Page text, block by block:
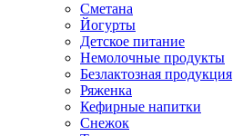
Сметана
Йогурты
Детское питание
Немолочные продукты
Безлактозная продукция
Ряженка
Кефирные напитки
Снежок